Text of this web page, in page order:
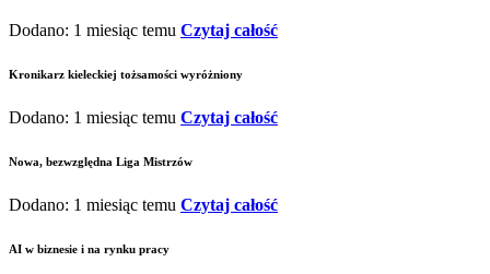
Dodano: 1 miesiąc temu Czytaj całość
Kronikarz kieleckiej tożsamości wyróżniony
Dodano: 1 miesiąc temu Czytaj całość
Nowa, bezwzględna Liga Mistrzów
Dodano: 1 miesiąc temu Czytaj całość
AI w biznesie i na rynku pracy